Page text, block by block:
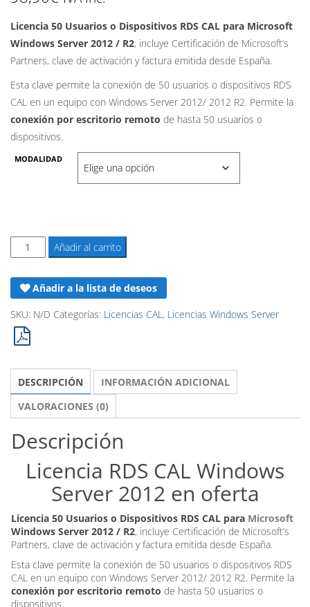
Licencia 50 Usuarios o Dispositivos RDS CAL para Microsoft
Windows Server 2012 / R2, incluye Certificación de Microsoft’s
Partners, clave de activación y factura emitida desde España.
Esta clave permite la conexión de 50 usuarios o dispositivos RDS
CAL en un equipo con Windows Server 2012/ 2012 R2. Permite la
conexión por escritorio remoto de hasta 50 usuarios o
dispositivos.
MODALIDAD
RDS
CAL
Windows
Server
2012
Licencia
para
50
Usuarios/dispositivos
cantidad
Añadir al carrito
Añadir a la lista de deseos
SKU: N/D Categorías: Licencias CAL, Licencias Windows Server
DESCRIPCIÓN
INFORMACIÓN ADICIONAL
VALORACIONES (0)
Descripción
Licencia RDS CAL Windows
Server 2012 en oferta
Licencia 50 Usuarios o Dispositivos RDS CAL para Microsoft
Windows Server 2012 / R2, incluye Certificación de Microsoft’s
Partners, clave de activación y factura emitida desde España.
Esta clave permite la conexión de 50 usuarios o dispositivos RDS
CAL en un equipo con Windows Server 2012/ 2012 R2. Permite la
conexión por escritorio remoto de hasta 50 usuarios o
dispositivos.